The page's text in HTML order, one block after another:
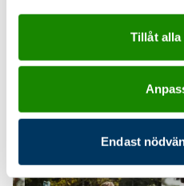
Tillåt
Endast
lösningar på många av dagens...